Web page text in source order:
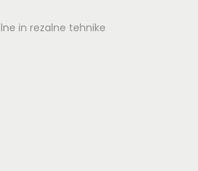
in rezalne tehnike